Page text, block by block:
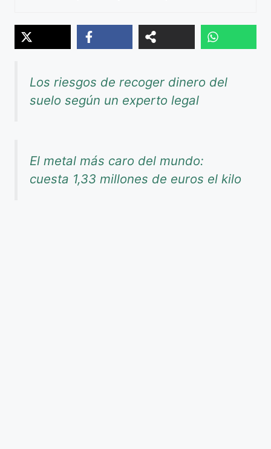
Los riesgos de recoger dinero del
suelo según un experto legal
El metal más caro del mundo:
cuesta 1,33 millones de euros el kilo